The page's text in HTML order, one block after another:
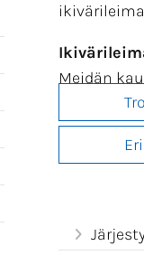
Meidän
kun
jotta kumi
Katso